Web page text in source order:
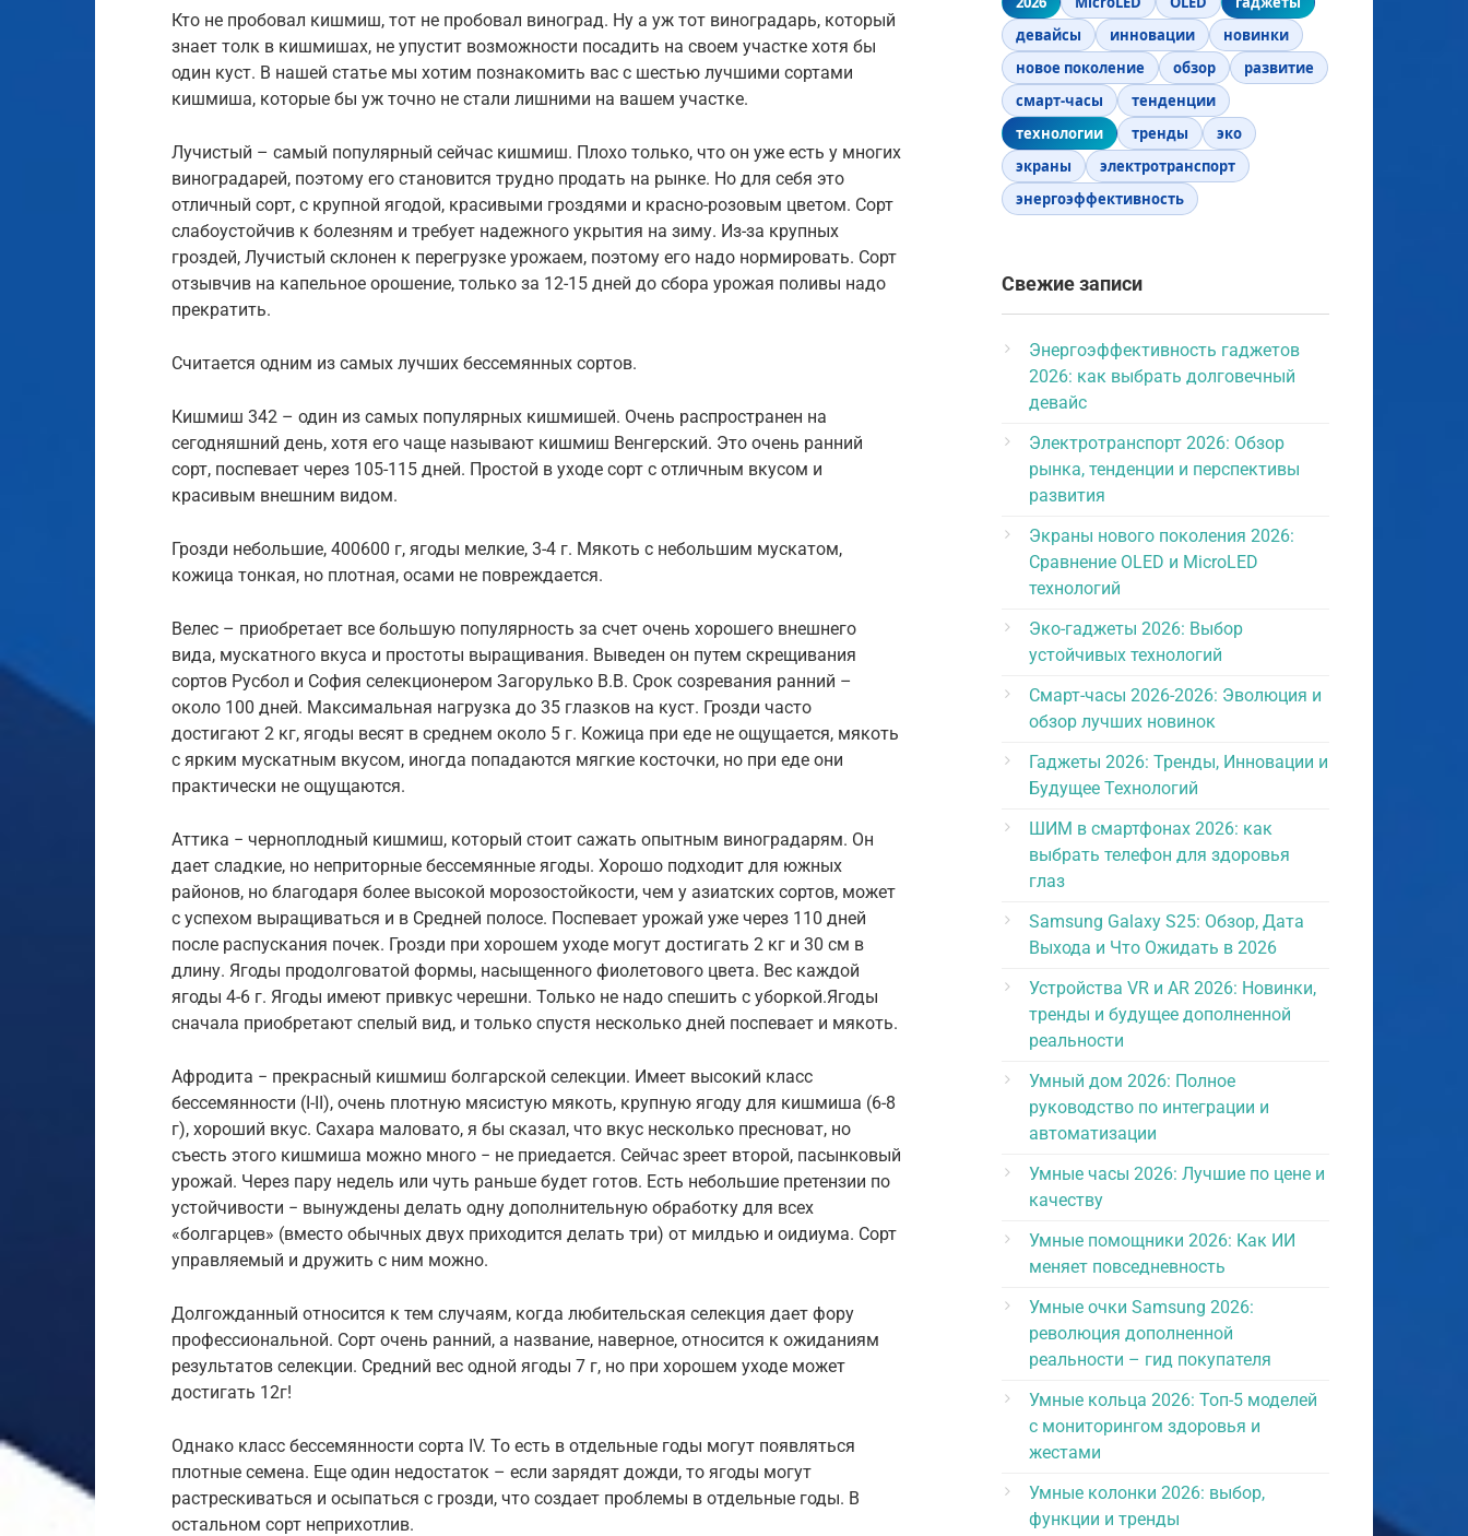
Кто не пробовал кишмиш, тот не пробовал виноград. Ну а уж тот виноградарь, который
знает толк в кишмишах, не упустит возможности посадить на своем участке хотя бы
один куст. В нашей статье мы хотим познакомить вас с шестью лучшими сортами
кишмиша, которые бы уж точно не стали лишними на вашем участке.
Лучистый – самый популярный сейчас кишмиш. Плохо только, что он уже есть у многих
виноградарей, поэтому его становится трудно продать на рынке. Но для себя это
отличный сорт, с крупной ягодой, красивыми гроздями и красно-розовым цветом. Сорт
слабоустойчив к болезням и требует надежного укрытия на зиму. Из-за крупных
гроздей, Лучистый склонен к перегрузке урожаем, поэтому его надо нормировать. Сорт
отзывчив на капельное орошение, только за 12-15 дней до сбора урожая поливы надо
прекратить.
Считается одним из самых лучших бессемянных сортов.
Кишмиш 342 – один из самых популярных кишмишей. Очень распространен на
сегодняшний день, хотя его чаще называют кишмиш Венгерский. Это очень ранний
сорт, поспевает через 105-115 дней. Простой в уходе сорт с отличным вкусом и
красивым внешним видом.
Грозди небольшие, 400600 г, ягоды мелкие, 3-4 г. Мякоть с небольшим мускатом,
кожица тонкая, но плотная, осами не повреждается.
Велес – приобретает все большую популярность за счет очень хорошего внешнего
вида, мускатного вкуса и простоты выращивания. Выведен он путем скрещивания
сортов Русбол и София селекционером Загорулько В.В. Срок созревания ранний –
около 100 дней. Максимальная нагрузка до 35 глазков на куст. Грозди часто
достигают 2 кг, ягоды весят в среднем около 5 г. Кожица при еде не ощущается, мякоть
с ярким мускатным вкусом, иногда попадаются мягкие косточки, но при еде они
практически не ощущаются.
Аттика − черноплодный кишмиш, который стоит сажать опытным виноградарям. Он
дает сладкие, но неприторные бессемянные ягоды. Хорошо подходит для южных
районов, но благодаря более высокой морозостойкости, чем у азиатских сортов, может
с успехом выращиваться и в Средней полосе. Поспевает урожай уже через 110 дней
после распускания почек. Грозди при хорошем уходе могут достигать 2 кг и 30 см в
длину. Ягоды продолговатой формы, насыщенного фиолетового цвета. Вес каждой
ягоды 4-6 г. Ягоды имеют привкус черешни. Только не надо спешить с уборкой.Ягоды
сначала приобретают спелый вид, и только спустя несколько дней поспевает и мякоть.
Афродита − прекрасный кишмиш болгарской селекции. Имеет высокий класс
бессемянности (I-II), очень плотную мясистую мякоть, крупную ягоду для кишмиша (6-8
г), хороший вкус. Сахара маловато, я бы сказал, что вкус несколько пресноват, но
съесть этого кишмиша можно много − не приедается. Сейчас зреет второй, пасынковый
урожай. Через пару недель или чуть раньше будет готов. Есть небольшие претензии по
устойчивости − вынуждены делать одну дополнительную обработку для всех
«болгарцев» (вместо обычных двух приходится делать три) от милдью и оидиума. Сорт
управляемый и дружить с ним можно.
Долгожданный относится к тем случаям, когда любительская селекция дает фору
профессиональной. Сорт очень ранний, а название, наверное, относится к ожиданиям
результатов селекции. Средний вес одной ягоды 7 г, но при хорошем уходе может
достигать 12г!
Однако класс бессемянности сорта IV. То есть в отдельные годы могут появляться
плотные семена. Еще один недостаток – если зарядят дожди, то ягоды могут
растрескиваться и осыпаться с грозди, что создает проблемы в отдельные годы. В
остальном сорт неприхотлив.
девайсы
инновации
новинки
новое поколение
обзор
развитие
смарт-часы
тенденции
технологии
тренды
эко
экраны
электротранспорт
энергоэффективность
Свежие записи
Энергоэффективность гаджетов
2026: как выбрать долговечный
девайс
Электротранспорт 2026: Обзор
рынка, тенденции и перспективы
развития
Экраны нового поколения 2026:
Сравнение OLED и MicroLED
технологий
Эко-гаджеты 2026: Выбор
устойчивых технологий
Смарт-часы 2026-2026: Эволюция и
обзор лучших новинок
Гаджеты 2026: Тренды, Инновации и
Будущее Технологий
ШИМ в смартфонах 2026: как
выбрать телефон для здоровья
глаз
Samsung Galaxy S25: Обзор, Дата
Выхода и Что Ожидать в 2026
Устройства VR и AR 2026: Новинки,
тренды и будущее дополненной
реальности
Умный дом 2026: Полное
руководство по интеграции и
автоматизации
Умные часы 2026: Лучшие по цене и
качеству
Умные помощники 2026: Как ИИ
меняет повседневность
Умные очки Samsung 2026:
революция дополненной
реальности – гид покупателя
Умные кольца 2026: Топ-5 моделей
с мониторингом здоровья и
жестами
Умные колонки 2026: выбор,
функции и тренды